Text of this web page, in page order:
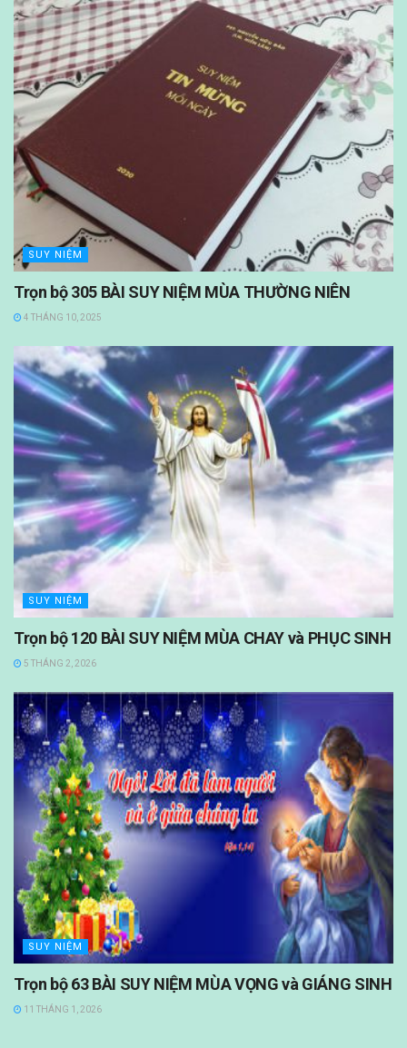
SUY NIỆM
Trọn bộ 305 BÀI SUY NIỆM MÙA THƯỜNG NIÊN
4 THÁNG 10, 2025
SUY NIỆM
Trọn bộ 120 BÀI SUY NIỆM MÙA CHAY và PHỤC SINH
5 THÁNG 2, 2026
SUY NIỆM
Trọn bộ 63 BÀI SUY NIỆM MÙA VỌNG và GIÁNG SINH
11 THÁNG 1, 2026